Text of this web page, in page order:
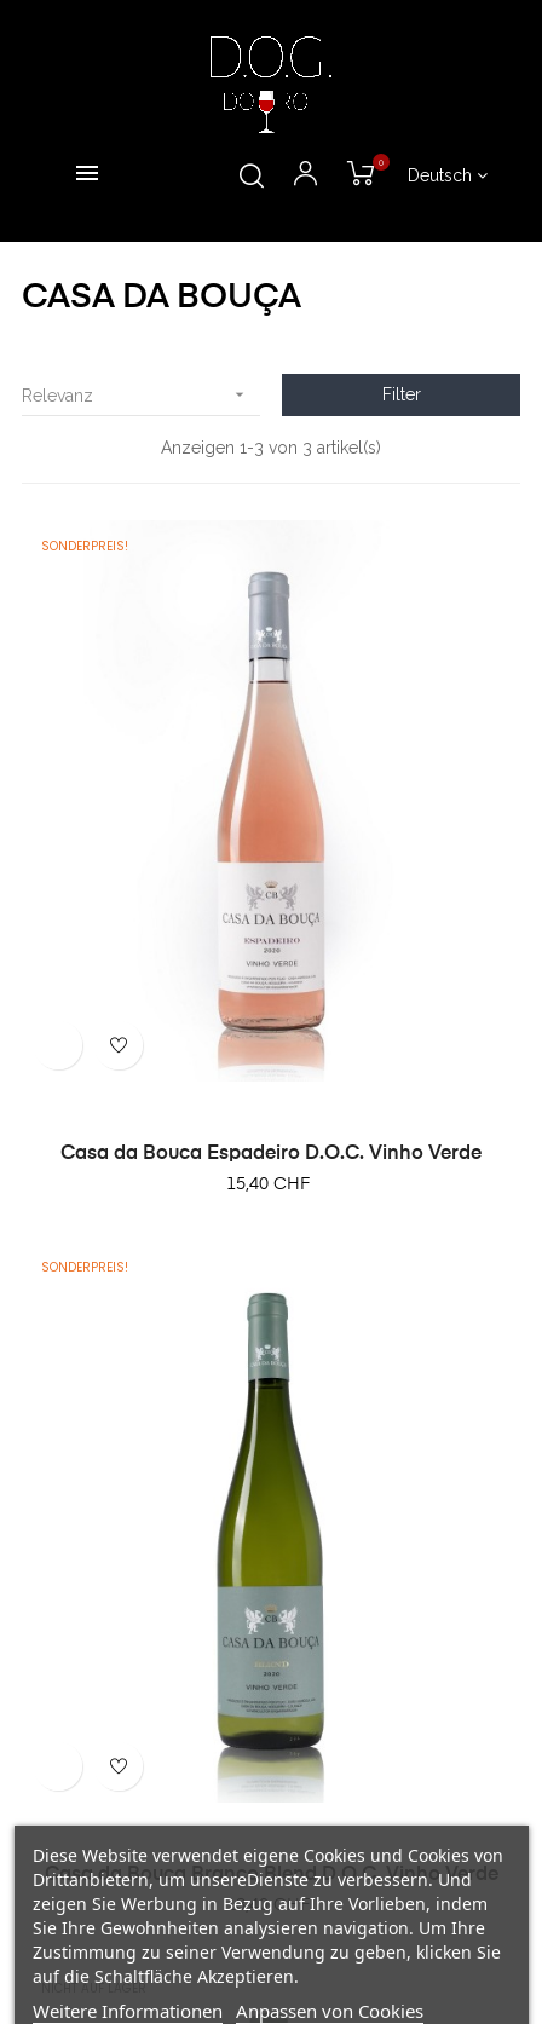
Deutsch
0
CASA DA BOUÇA
Relevanz  Filter
Anzeigen 1-3 von 3 artikel(s)
SONDERPREIS!
Casa da Bouca Espadeiro D.O.C. Vinho Verde
Preis
15,40 CHF
SONDERPREIS!
Casa da Bouca Branco Blend D.O.C. Vinho Verde
Preis
13,40 CHF
NICHT AUF LAGER
Diese Website verwendet eigene Cookies und Cookies von
Drittanbietern, um unsereDienste zu verbessern. Und
zeigen Sie Werbung in Bezug auf Ihre Vorlieben, indem
Sie Ihre Gewohnheiten analysieren navigation. Um Ihre
Zustimmung zu seiner Verwendung zu geben, klicken Sie
auf die Schaltfläche Akzeptieren.
Weitere Informationen Anpassen von Cookies